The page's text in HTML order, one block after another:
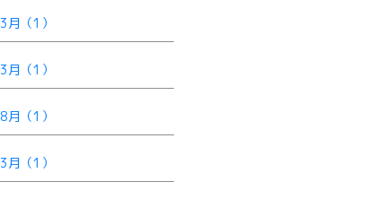
（1）
（1）
（1）
（1）